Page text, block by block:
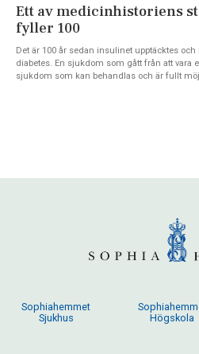
Ett av medicinhistoriens
fyller 100
Det är 100 år sedan insulinet upptäcktes
diabetes. En sjukdom som gått från att vara
sjukdom som kan behandlas och är fullt
Sophiahemmet
Sjukhus
Högskola